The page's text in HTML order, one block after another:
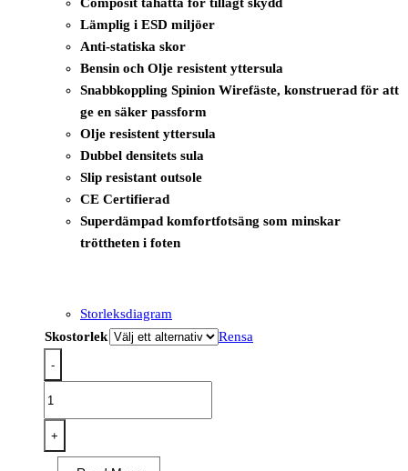
Lämplig i ESD miljöer
Anti-statiska skor
Bensin och Olje resistent yttersula
Snabbkoppling Spinion Wirefäste, konstruerad för att
ge en säker passform
Olje resistent yttersula
Dubbel densitets sula
Slip resistant outsole
CE Certifierad
Superdämpad komfortfotsäng som minskar
tröttheten i foten
Storleksdiagram
Skostorlek
Rensa
-
Composite
Sandal
+